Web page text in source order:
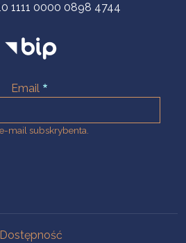
1111 0000 0898 4744
Email
mail subskrybenta.
Dostępność